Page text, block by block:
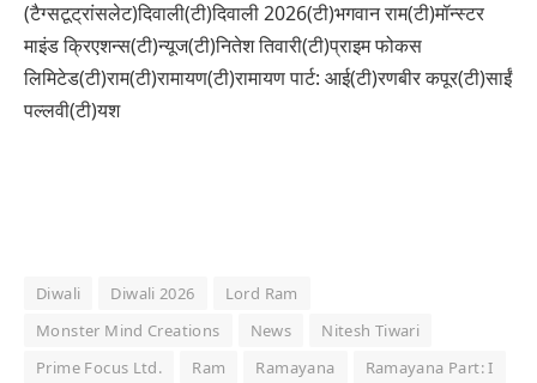
(टैग्सटूट्रांसलेट)दिवाली(टी)दिवाली 2026(टी)भगवान राम(टी)मॉन्स्टर
माइंड क्रिएशन्स(टी)न्यूज(टी)नितेश तिवारी(टी)प्राइम फोकस
लिमिटेड(टी)राम(टी)रामायण(टी)रामायण पार्ट: आई(टी)रणबीर कपूर(टी)साईं
पल्लवी(टी)यश
Diwali Diwali 2026
Lord Ram
Monster Mind Creations
News
Nitesh Tiwari
Prime Focus Ltd.
Ram Ramayana Ramayana Part: I